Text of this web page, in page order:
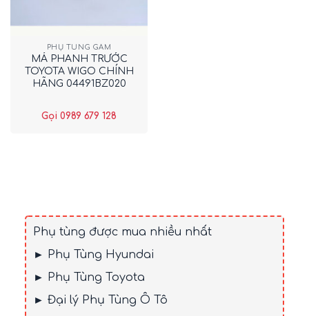
PHỤ TÙNG GẦM
MÁ PHANH TRƯỚC
TOYOTA WIGO CHÍNH
HÃNG 04491BZ020
Gọi 0989 679 128
Phụ tùng được mua nhiều nhất
► Phụ Tùng Hyundai
► Phụ Tùng Toyota
► Đại lý Phụ Tùng Ô Tô